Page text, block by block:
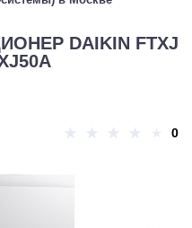
DAIKIN FTXJ
0